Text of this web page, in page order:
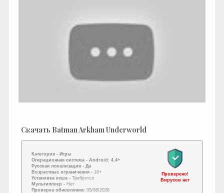
Скачать Batman Arkham Underworld
Категория - Игры
Операционная система - Android: 4.4+
Русская локализация - Да
Возрастные ограничения - 16+
Установка кеша - Требуется
Мультиплеер - Нет
Проверка обновления: 05/08/2026
Проверено!
Вирусов нет